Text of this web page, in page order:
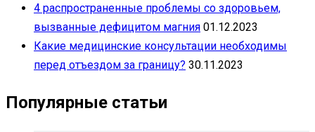
4 распространенные проблемы со здоровьем,
вызванные дефицитом магния 01.12.2023
Какие медицинские консультации необходимы
перед отъездом за границу? 30.11.2023
Популярные статьи